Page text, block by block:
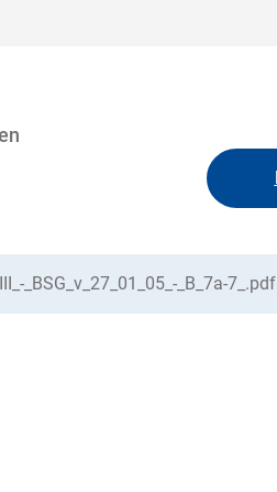
_BSG_v_27_01_05_-_B_7a-7_.pdf